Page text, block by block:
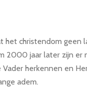
het christendom geen
2000 jaar later zijn er
Vader herkennen en
adem.